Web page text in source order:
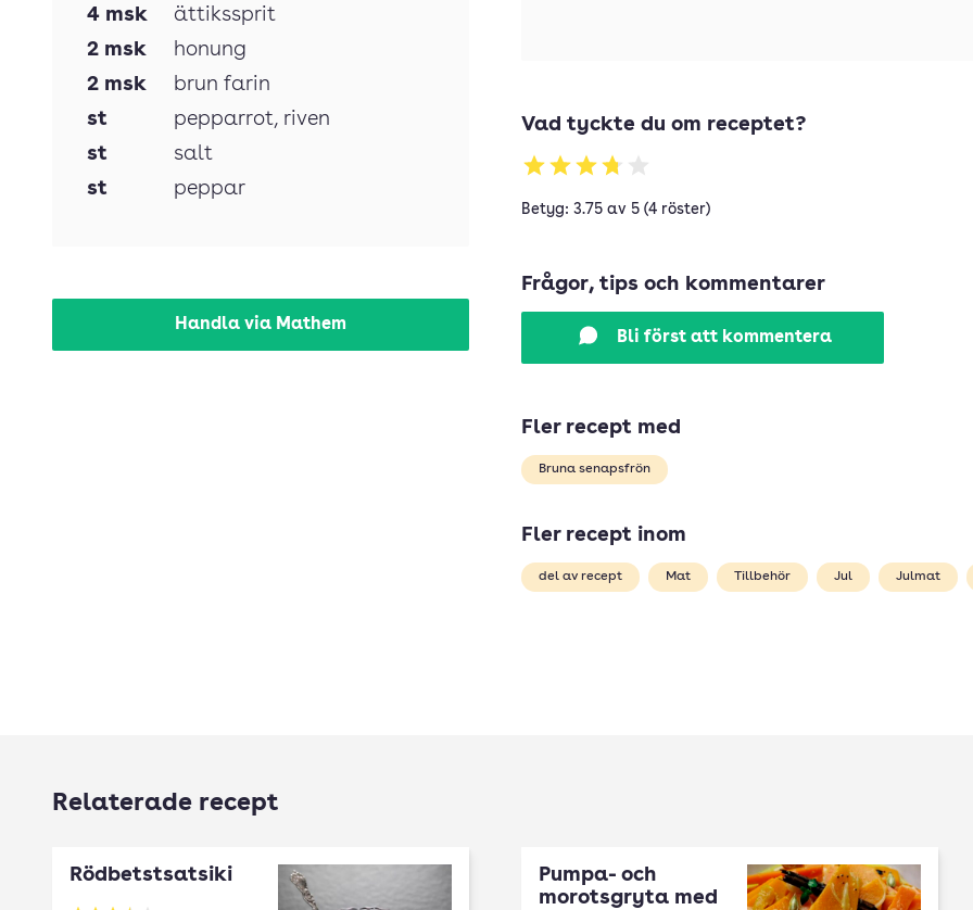
4 msk
ättikssprit
2 msk
honung
2 msk
brun farin
st
pepparrot, riven
st
salt
st
peppar
Handla via Mathem
Vad tyckte du om receptet?
Betyg: 3.75 av 5 (4 röster)
Frågor, tips och kommentarer
Bli först att kommentera
Fler recept med
Bruna senapsfrön
Fler recept inom
del av recept Mat Tillbehör Jul Julmat
Relaterade recept
Rödbetstsatsiki
Pumpa- och
morotsgryta med